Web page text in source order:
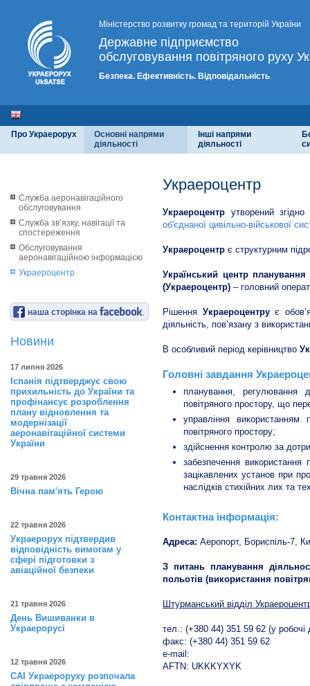
Міністерство розвитку громад та територій України
Державне підприємство
обслуговування повітряного руху
Безпека. Ефективність. Відповідальність
Про Украерорух
Основні напрями
діяльності
Інші напрями
діяльності
Служба аеронавігаційного
обслуговування
Служба зв’язку, навігації та
спостереження
Обслуговування
аеронавігаційною інформацією
Украероцентр
наша сторінка на
Новини
17 липня 2026
Іспанія підтверджує свою
прихильність до України та
профінансує розроблення
плану відновлення та
модернізації
аеронавігаційної системи
України
29 травня 2026
Вічна пам'ять Герою
22 травня 2026
Украерорух підтвердив
відповідність вимогам у
сфері підготовки з
авіаційної безпеки
21 травня 2026
День Вишиванки в
Украерорусі
12 травня 2026
САІ Украероруху розпочала
Украероцентр
Украероцентр утворений
об'єднаної цивільно-військової
Украероцентр є структурним
Український центр
(Украероцентр) – головний
Рішення Украероцентрує
діяльність, пов’язану з
В особливий період керівництво
Головні завдання
планування, регулювання
повітряного простору, що
управління використанням
повітряного простору;
здійснення контролю за
забезпечення використання
зацікавлених установ при
наслідків стихійних лих та
Контактна інформація:
Адреса: Аеропорт, Бориспіль-7,
З питань планування
польотів (використання
Штурманський відділ
тел.: (+380 44) 351 59 62 (у робочі
факс: (+380 44) 351 59 62
e-mail:
AFTN: UKKKYXYK